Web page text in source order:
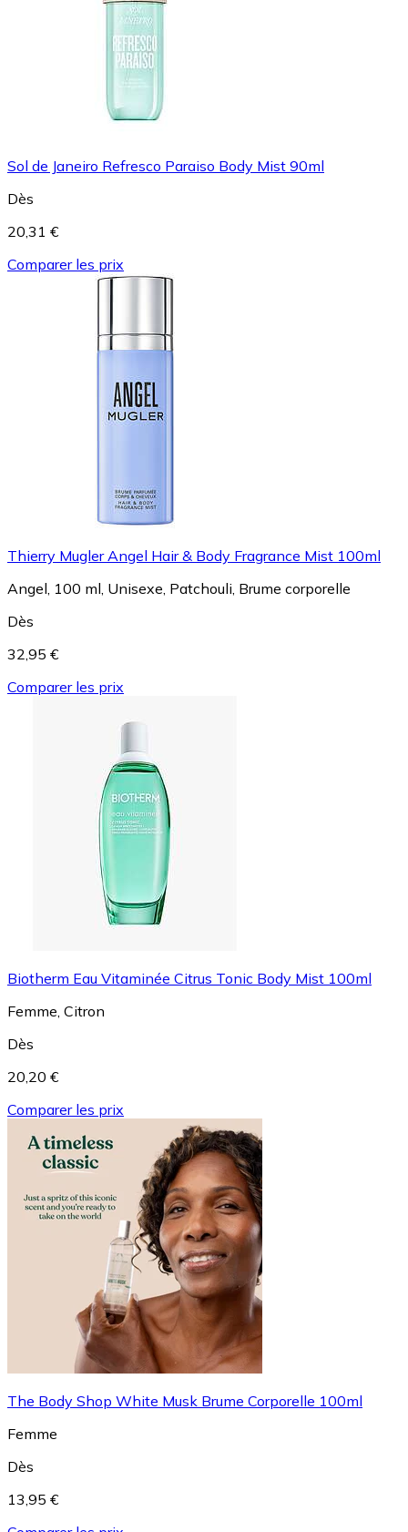
Sol de Janeiro Refresco Paraiso Body Mist 90ml
Dès
20,31 €
Comparer les prix
Thierry Mugler Angel Hair & Body Fragrance Mist 100ml
Angel, 100 ml, Unisexe, Patchouli, Brume corporelle
Dès
32,95 €
Comparer les prix
Biotherm Eau Vitaminée Citrus Tonic Body Mist 100ml
Femme, Citron
Dès
20,20 €
Comparer les prix
The Body Shop White Musk Brume Corporelle 100ml
Femme
Dès
13,95 €